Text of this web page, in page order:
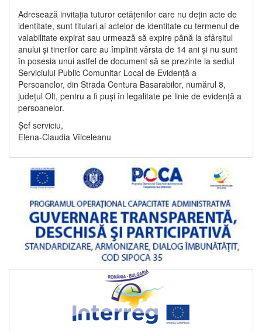
Adresează invitația tuturor cetățenilor care nu dețin acte de
identitate, sunt titulari ai actelor de identitate cu termenul de
valabilitate expirat sau urmează să expire până la sfârșitul
anului și tinerilor care au împlinit vârsta de 14 ani și nu sunt
în posesia unui astfel de document să se prezinte la sediul
Serviciului Public Comunitar Local de Evidență a
Persoanelor, din Strada Centura Basarabilor, numărul 8,
județul Olt, pentru a fi puși în legalitate pe linie de evidență a
persoanelor.
Șef serviciu,
Elena-Claudia Vîlceleanu